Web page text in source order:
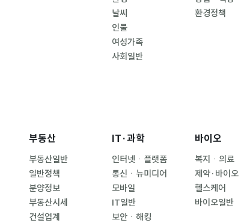
날씨
인물
여성가족
사회일반
환경정책
부동산
부동산일반
일반정책
분양정보
부동산시세
건설업계
IT·과학
인터넷ㆍ플랫폼
통신ㆍ뉴미디어
모바일
IT일반
보안ㆍ해킹
바이오
복지ㆍ의료
제약·바이오
헬스케어
바이오일반